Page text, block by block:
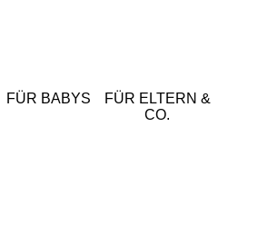
FÜR BABYS
FÜR ELTERN &
CO.